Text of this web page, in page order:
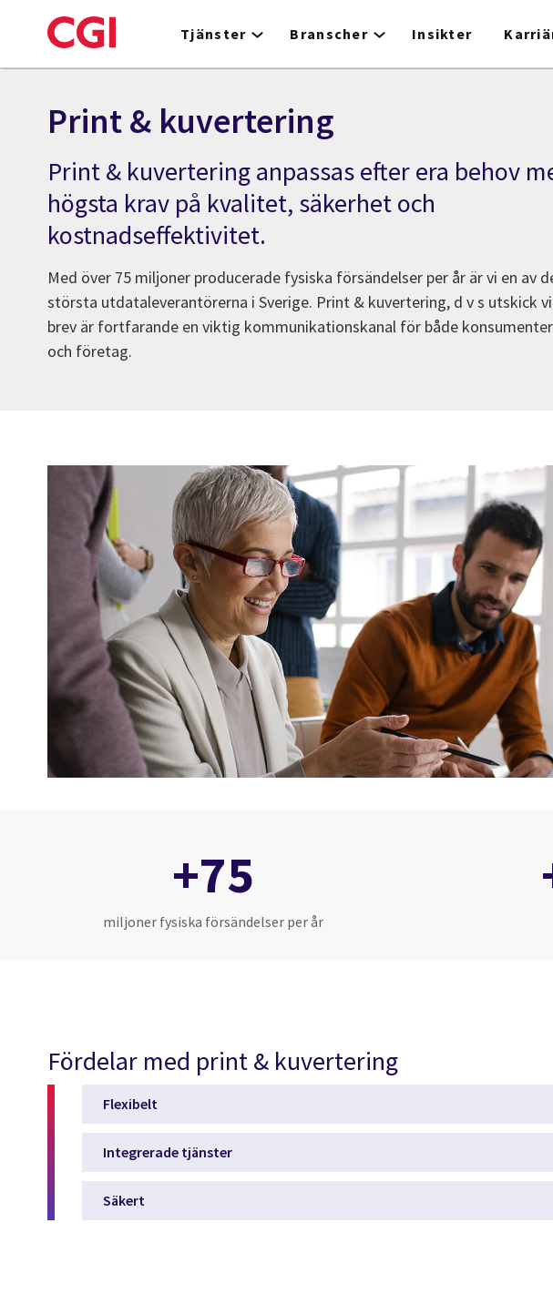
to
Tjänster Branscher Insikter
Print & kuvertering
Print & kuvertering anpassas efter era behov
högsta krav på kvalitet, säkerhet och
kostnadseffektivitet.
Med över 75 miljoner producerade fysiska försändelser per år är vi en av
största utdataleverantörerna i Sverige. Print & kuvertering, d v s utskick
brev är fortfarande en viktig kommunikationskanal för både konsumenter
och företag.
+75
miljoner fysiska försändelser per år
Fördelar med print & kuvertering
Flexibelt
Integrerade tjänster
Säkert